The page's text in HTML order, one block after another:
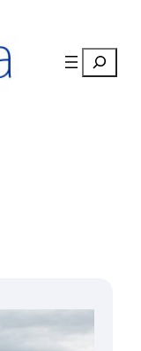
Buscar